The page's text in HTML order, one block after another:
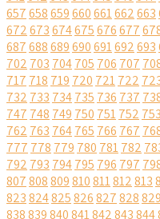
657658659660661662663
672673674675676677
687688689690691692693
702 703 704705 706 707
717 718 719 720 721722
732 733 734735 736 737
747 748 749 750 751752 753
762 763 764765 766 767
777 778 779 780 781782
792 793 794795 796 797
807808809810811812813
823824825826827828829
838839840841842843844